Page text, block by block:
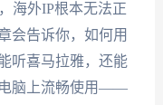
海外IP根本无法正
会告诉你，如何用
听喜马拉雅，还能
电脑上流畅使用——